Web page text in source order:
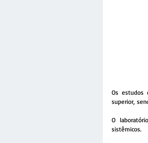
Os estudos
superior,
O
sistêmicos.